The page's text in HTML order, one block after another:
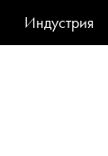
Индустрия